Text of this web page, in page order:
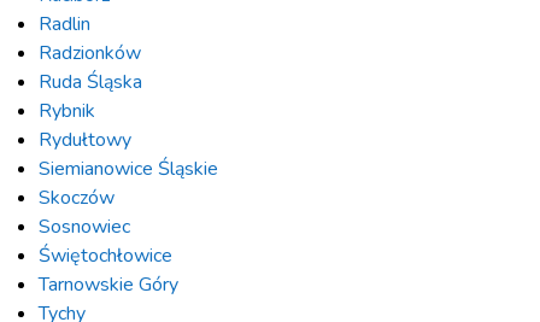
Radlin
Radzionków
Ruda Śląska
Rybnik
Rydułtowy
Siemianowice Śląskie
Skoczów
Sosnowiec
Świętochłowice
Tarnowskie Góry
Tychy